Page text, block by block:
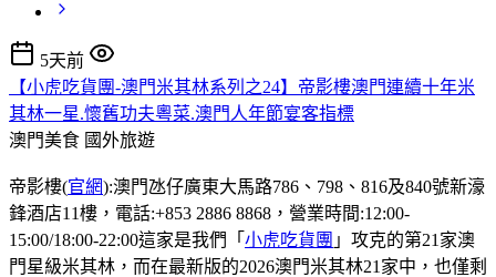
5天前
【小虎吃貨團-澳門米其林系列之24】帝影樓澳門連續十年米
其林一星.懷舊功夫粵菜.澳門人年節宴客指標
澳門美食 國外旅遊
帝影樓(官網):澳門氹仔廣東大馬路786、798、816及840號新濠
鋒酒店11樓，電話:+853 2886 8868，營業時間:12:00-
15:00/18:00-22:00這家是我們「 小虎吃貨團 」攻克的第21家澳
門星級米其林，而在最新版的2026澳門米其林21家中，也僅剩